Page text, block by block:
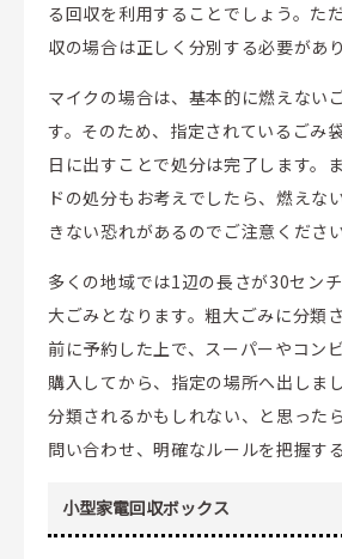
る回収を利用することでしょう。た
収の場合は正しく分別する必要があり
マイクの場合は、基本的に燃えない
す。そのため、指定されているごみ
日に出すことで処分は完了します。
ドの処分もお考えでしたら、燃えな
きない恐れがあるのでご注意ください
多くの地域では1辺の長さが30セン
大ごみとなります。粗大ごみに分類
前に予約した上で、スーパーやコン
購入してから、指定の場所へ出しま
分類されるかもしれない、と思った
問い合わせ、明確なルールを把握す
小型家電回収ボックス